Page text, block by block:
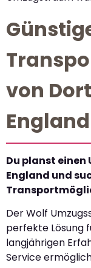
von
England
Du planst einen
England und
Der Wolf
perfekte Lösung
langjährigen
Service